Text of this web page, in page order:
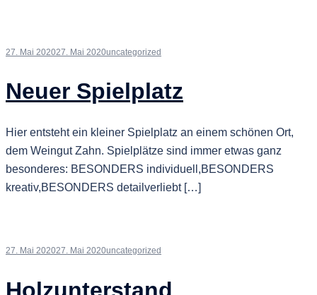
27. Mai 202027. Mai 2020uncategorized
Neuer Spielplatz
Hier entsteht ein kleiner Spielplatz an einem schönen Ort,
dem Weingut Zahn. Spielplätze sind immer etwas ganz
besonderes: BESONDERS individuell,BESONDERS
kreativ,BESONDERS detailverliebt […]
27. Mai 202027. Mai 2020uncategorized
Holzunterstand